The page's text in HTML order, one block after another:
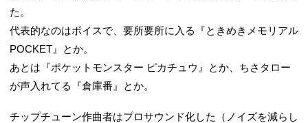
た。
代表的なのはボイスで、要所要所に入る『ときめきメモリアル
POCKET』とか。
あとは『ポケットモンスター ピカチュウ』とか、ちさタロー
が声入れてる『倉庫番』とか。
チップチューン作曲者はプロサウンド化した（ノイズを減らし